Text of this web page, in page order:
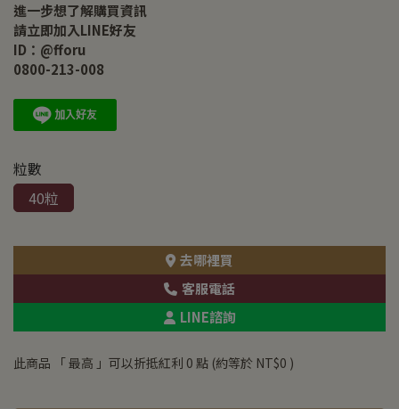
進一步想了解購買資訊
請立即加入LINE好友
ID：@fforu
0800-213-008
粒數
40粒
去哪裡買
客服電話
LINE諮詢
此商品 「 最高 」可以折抵紅利 0 點 (約等於 NT$0 )